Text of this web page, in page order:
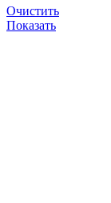
Очистить
Показать